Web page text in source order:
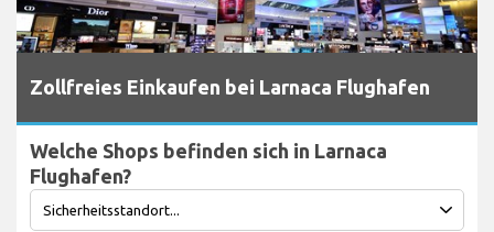
Zollfreies Einkaufen bei Larnaca Flughafen
Welche Shops befinden sich in Larnaca
Flughafen?